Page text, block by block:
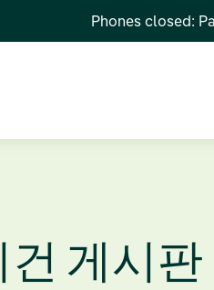
Phones closed:
게시판